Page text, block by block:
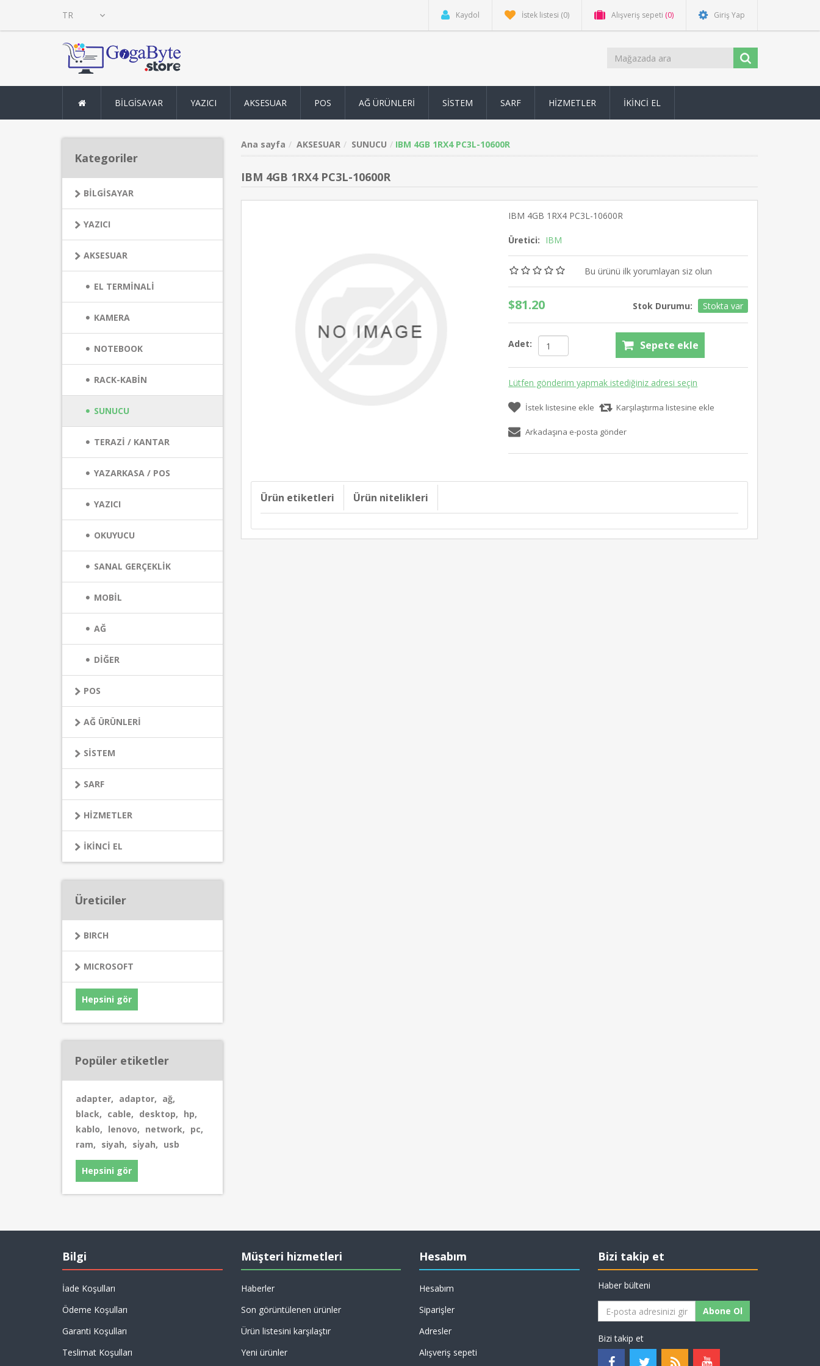
Kaydol İstek listesi (0) Alışveriş sepeti (0) Giriş Yap
BİLGİSAYAR YAZICI AKSESUAR POS AĞ ÜRÜNLERİ SİSTEM SARF HİZMETLER İKİNCİ EL
Kategoriler
BİLGİSAYAR
YAZICI
AKSESUAR
EL TERMİNALİ
KAMERA
NOTEBOOK
RACK-KABİN
SUNUCU
TERAZİ / KANTAR
YAZARKASA / POS
YAZICI
OKUYUCU
SANAL GERÇEKLİK
MOBİL
AĞ
DİĞER
POS
AĞ ÜRÜNLERİ
SİSTEM
SARF
HİZMETLER
İKİNCİ EL
Üreticiler
BIRCH
MICROSOFT
Hepsini gör
Popüler etiketler
adapter, adaptor, ağ,
black, cable, desktop, hp,
kablo, lenovo, network, pc,
ram, siyah, si̇yah, usb
Hepsini gör
Ana sayfa AKSESUAR SUNUCU IBM 4GB 1RX4 PC3L-10600R
IBM 4GB 1RX4 PC3L-10600R
IBM 4GB 1RX4 PC3L-10600R
Üretici: IBM
Bu ürünü ilk yorumlayan siz olun
$81.20 Stok Durumu: Stokta var
Adet: Sepete ekle
Lütfen gönderim yapmak istediğiniz adresi seçin
İstek listesine ekle Karşılaştırma listesine ekle
Arkadaşına e-posta gönder
Ürün etiketleri Ürün nitelikleri
Bilgi
İade Koşulları
Ödeme Koşulları
Garanti Koşulları
Teslimat Koşulları
Müşteri hizmetleri
Haberler
Son görüntülenen ürünler
Ürün listesini karşılaştır
Yeni ürünler
Hesabım
Hesabım
Siparişler
Adresler
Alışveriş sepeti
Bizi takip et
Haber bülteni
Abone Ol
Bizi takip et